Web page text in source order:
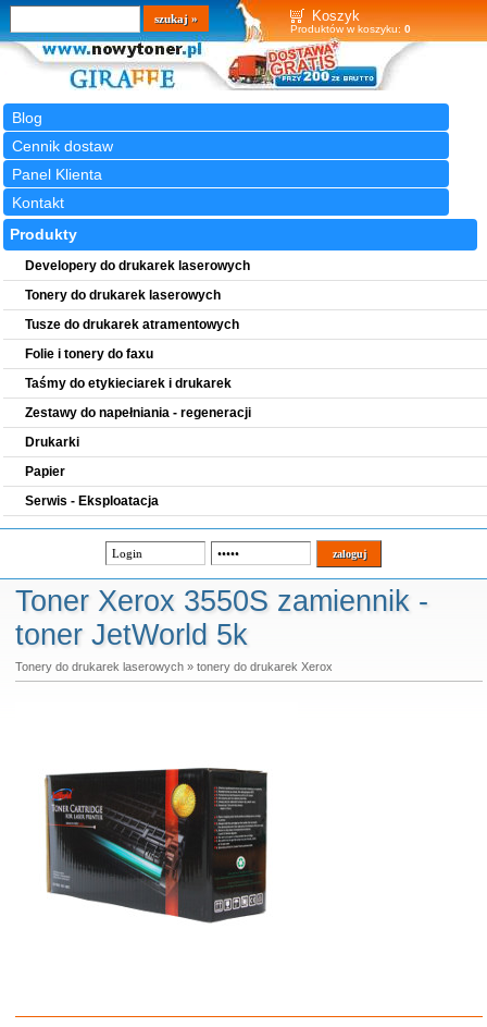
Koszyk
Produktów w koszyku: 0
Blog
Cennik dostaw
Panel Klienta
Kontakt
Wyszukiwarka
szukaj
Produkty
Developery do drukarek laserowych
Tonery do drukarek laserowych
Tusze do drukarek atramentowych
Folie i tonery do faxu
Taśmy do etykieciarek i drukarek
Zestawy do napełniania - regeneracji
Drukarki
Papier
Serwis - Eksploatacja
Toner Xerox 3550S zamiennik -
toner JetWorld 5k
Tonery do drukarek laserowych» tonery do drukarek Xerox